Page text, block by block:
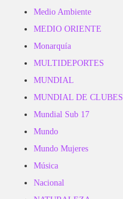
Medio Ambiente
MEDIO ORIENTE
Monarquía
MULTIDEPORTES
MUNDIAL
MUNDIAL DE CLUBES
Mundial Sub 17
Mundo
Mundo Mujeres
Música
Nacional